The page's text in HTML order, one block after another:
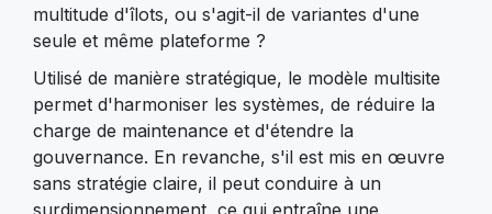
multitude d'îlots, ou s'agit-il de variantes d'une
seule et même plateforme ?
Utilisé de manière stratégique, le modèle multisite
permet d'harmoniser les systèmes, de réduire la
charge de maintenance et d'étendre la
gouvernance. En revanche, s'il est mis en œuvre
sans stratégie claire, il peut conduire à un
surdimensionnement, ce qui entraîne une